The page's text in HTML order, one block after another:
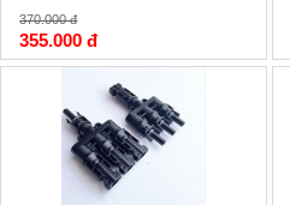
370.000 đ
355.000 đ